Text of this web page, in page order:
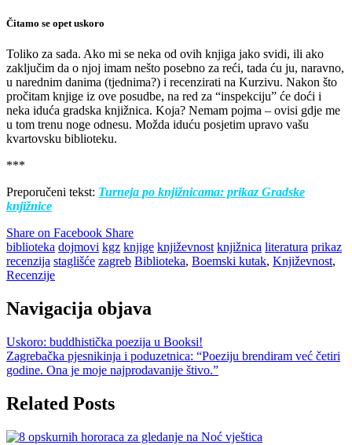
Čitamo se opet uskoro
Toliko za sada. Ako mi se neka od ovih knjiga jako svidi, ili ako
zaključim da o njoj imam nešto posebno za reći, tada ću ju, naravno,
u narednim danima (tjednima?) i recenzirati na Kurzivu. Nakon što
pročitam knjige iz ove posudbe, na red za “inspekciju” će doći i
neka iduća gradska knjižnica. Koja? Nemam pojma – ovisi gdje me
u tom trenu noge odnesu. Možda iduću posjetim upravo vašu
kvartovsku biblioteku.
***
Preporučeni tekst: Turneja po knjižnicama: prikaz Gradske
knjižnice
Share on Facebook Share
biblioteka dojmovi kgz knjige književnost knjižnica literatura prikaz
recenzija staglišće zagreb Biblioteka, Boemski kutak, Književnost,
Recenzije
Navigacija objava
Uskoro: buddhistička poezija u Booksi!
Zagrebačka pjesnikinja i poduzetnica: “Poeziju brendiram već četiri
godine. Ona je moje najprodavanije štivo.”
Related Posts